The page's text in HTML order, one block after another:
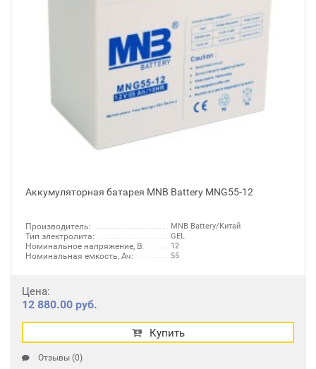
Аккумуляторная батарея MNB Battery MNG55-12
Производитель: MNB Battery/Китай
Тип электролита: GEL
Номинальное напряжение, В: 12
Номинальная емкость, Ач: 55
Цена:
12 880.00 руб.
Купить
Отзывы (0)